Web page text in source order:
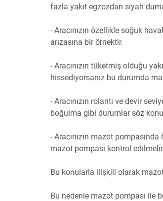
fazla yakıt egzozdan siyah
- Aracınızın özellikle soğuk
arızasına bir örnektir.
- Aracınızın tüketmiş olduğu
hissediyorsanız bu durumda
- Aracınızın rolanti ve devir
boğulma gibi durumlar söz
- Aracınızın mazot
mazot pompası kontrol
Bu konularla ilişkili olarak
Bu nedenle mazot pompası ile